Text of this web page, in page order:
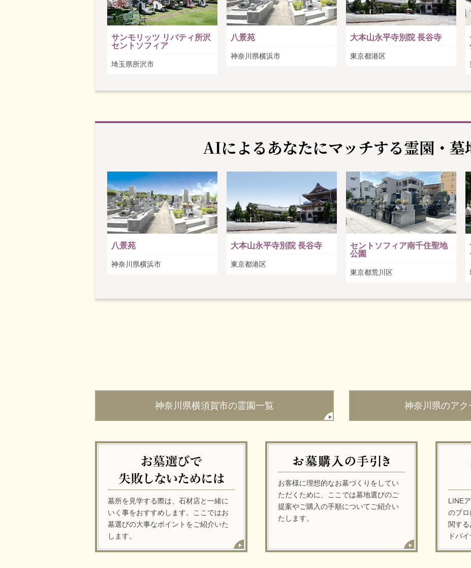
サンモリッツ リバティ所沢
セントソフィア
埼玉県所沢市
八景苑
神奈川県横浜市
大本山永平寺別院 長谷寺
東京都港区
AIによるあなたにマッチする霊園・墓
八景苑
神奈川県横浜市
大本山永平寺別院 長谷寺
東京都港区
セントソフィア南千住聖地
公園
東京都荒川区
神奈川県横須賀市の霊園一覧 神奈川県のア
墓所を見学する際は、石材店と一緒に
いく事をおすすめします。ここではお
墓選びの大事なポイントをご紹介いた
します。
お客様に理想的なお墓づくりをしてい
ただくために、ここでは墓地選びのご
提案やご購入の手順についてご紹介い
たします。
LINE
のプロ
関す
ドバ